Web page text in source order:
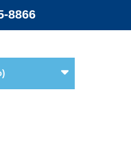
8866